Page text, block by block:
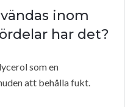
inom
har det?
som en
att behålla fukt.